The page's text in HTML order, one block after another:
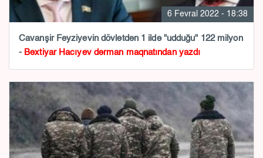
6 Fevral 2022 - 18:38
Cavanşir Feyziyevin dövlətdən 1 ildə "udduğu" 122 milyon
- Bəxtiyar Hacıyev dərman maqnatından yazdı